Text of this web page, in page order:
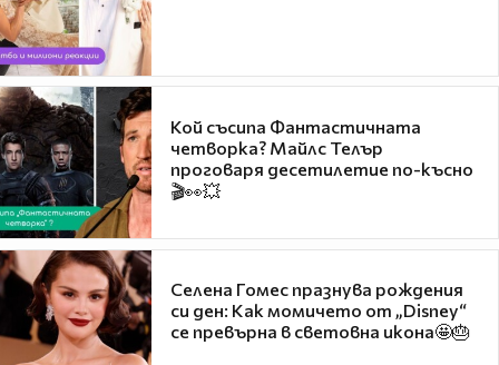
Кой съсипа Фантастичната
четворка? Майлс Телър
проговаря десетилетие по-късно
🎬👀💥
Селена Гомес празнува рождения
си ден: Как момичето от „Disney“
се превърна в световна икона🤩🎂